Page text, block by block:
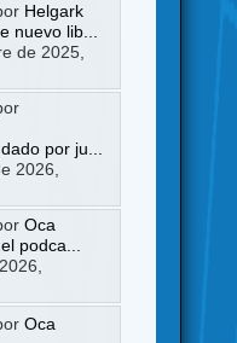
Helgark
nuevo lib...
de 2025,
por ju...
2026,
Oca
podca...
Oca